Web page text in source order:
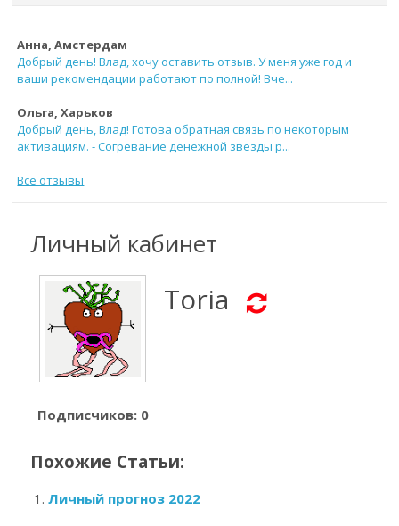
Анна, Амстердам
Добрый день! Влад, хочу оставить отзыв. У меня уже год и
ваши рекомендации работают по полной! Вче...
Ольга, Харьков
Добрый день, Влад! Готова обратная связь по некоторым
активациям. - Согревание денежной звезды р...
Все отзывы
Личный кабинет
Подписчиков: 0
Toria
Похожие Статьи:
Личный прогноз 2022